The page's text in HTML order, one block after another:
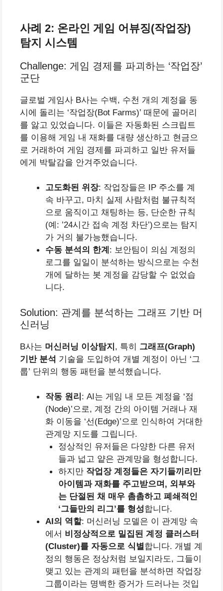
사례 2: 온라인 게임 어뷰징(작업장)
탐지 시스템
Challenge: 게임 경제를 파괴하는 ‘작업장’
군단
글로벌 게임사 B사는 수백, 수천 개의 계정을 동
시에 돌리는 ‘작업장(Bot Farms)’ 때문에 골머리
를 앓고 있었습니다. 이들은 자동화된 스크립트
를 이용해 게임 내 재화를 대량 생산하고 현금으
로 거래하여 게임 경제를 파괴하고 일반 유저들
에게 박탈감을 안겨주었습니다.
고도화된 위장: 작업장들은 IP 주소를 계
속 바꾸고, 마치 실제 사람처럼 불규칙적
으로 움직이고 채팅하는 등, 단순한 규칙
(예: ’24시간 접속 계정 차단’)으로는 탐지
가 거의 불가능했습니다.
수동 분석의 한계 : 보안팀이 의심 계정의
로그를 일일이 분석하는 방식으로는 수천
개에 달하는 봇 계정을 감당할 수 없었습
니다.
Solution: 관계를 분석하는 그래프 기반 머
신러닝
B사는 머신러닝 이상탐지 , 특히 그래프(Graph)
기반 분석 기술을 도입하여 개별 계정이 아닌 ‘그
룹’ 단위의 행동 패턴을 분석했습니다.
작동 원리 : AI는 게임 내 모든 계정을 ‘점
(Node)’으로, 계정 간의 아이템 거래나 재
화 이동을 ‘선(Edge)’으로 인식하여 거대한
관계망 지도를 그립니다.
정상적인 유저들은 다양한 다른 유저
들과 넓고 얕은 관계망을 형성합니다.
하지만 작업장 계정들은 자기들끼리만
아이템과 재화를 주고받으며, 외부와
는 단절된 채 매우 촘촘하고 폐쇄적인
‘그들만의 리그’를 형성합니다.
AI의 역할: 머신러닝 모델은 이 관계망 속
에서 비정상적으로 밀집된 계정 클러스터
(Cluster)를 자동으로 식별합니다. 개별 계
정의 행동은 정상처럼 보일지라도, 그들이
맺고 있는 관계의 패턴을 분석하면 작업장
그룹이라는 명백한 증거가 드러나는 것입